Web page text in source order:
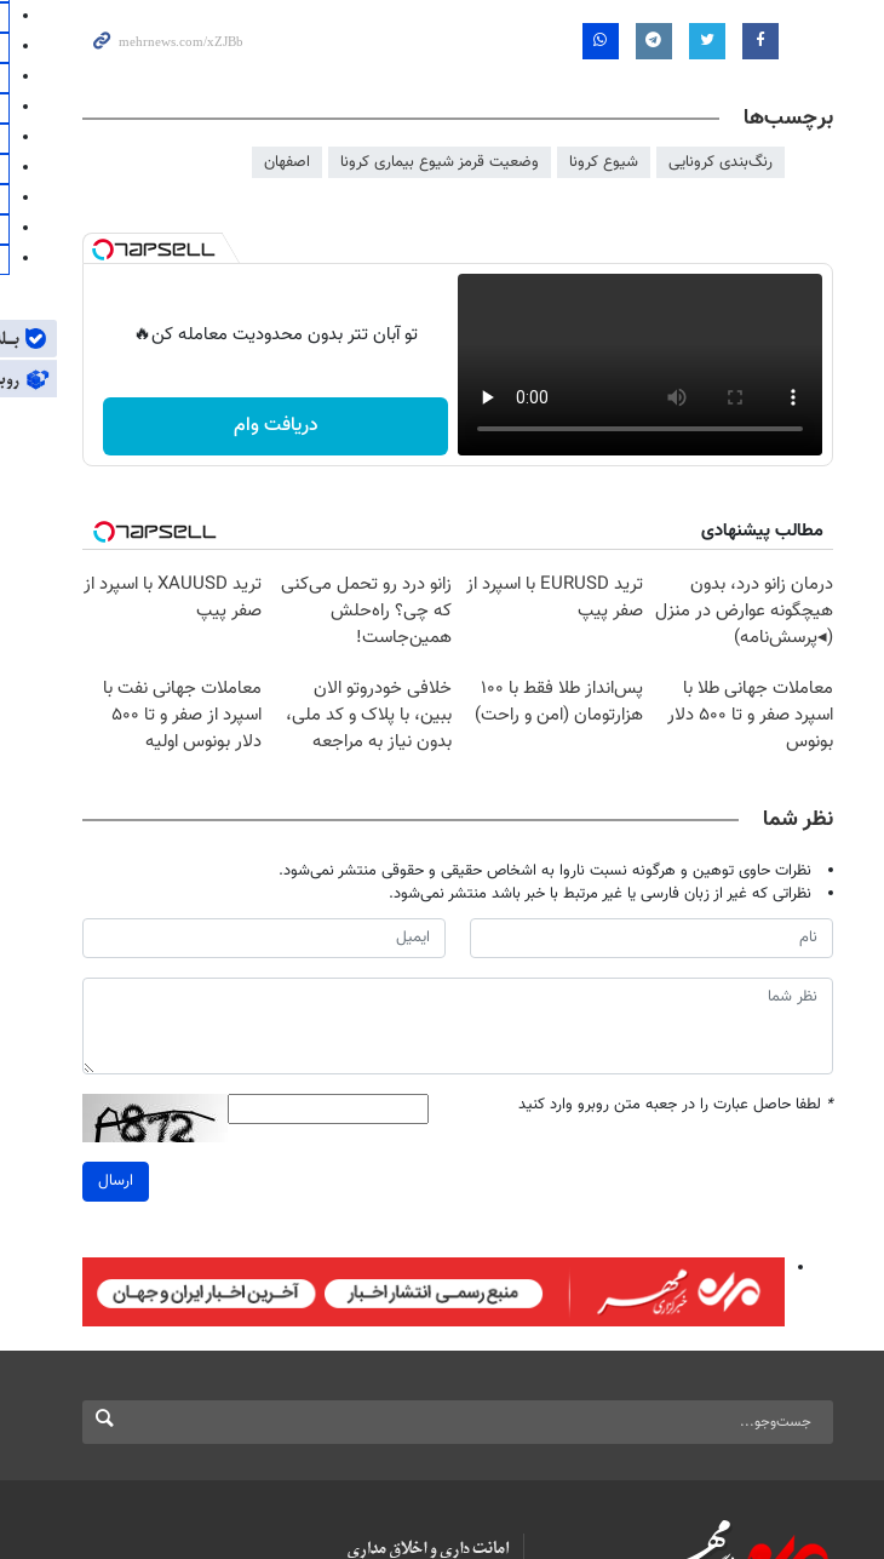
برچسب‌ها
رنگ‌بندی کرونایی شیوع کرونا وضعیت قرمز شیوع بیماری کرونا اصفهان
تو آبان تتر بدون محدودیت معامله کن🔥
دریافت وام
مطالب پیشنهادی
درمان زانو درد، بدون
هیچگونه عوارض در منزل
(◂پرسش‌نامه)
ترید EURUSD با اسپرد از
صفر پیپ
زانو درد رو تحمل می‌کنی
که چی؟ راه‌حلش
همین‌جاست!
ترید XAUUSD با اسپرد از
صفر پیپ
معاملات جهانی طلا با
اسپرد صفر و تا ۵۰۰ دلار
بونوس
پس‌انداز طلا فقط با ۱۰۰
هزارتومان (امن و راحت)
خلافی خودروتو الان
ببین، با پلاک و کد ملی،
بدون نیاز به مراجعه
معاملات جهانی نفت با
اسپرد از صفر و تا ۵۰۰
دلار بونوس اولیه
نظر شما
نظرات حاوی توهین و هرگونه نسبت ناروا به اشخاص حقیقی و حقوقی منتشر نمی‌شود.
نظراتی که غیر از زبان فارسی یا غیر مرتبط با خبر باشد منتشر نمی‌شود.
* لطفا حاصل عبارت را در جعبه متن روبرو وارد کنید
ارسال